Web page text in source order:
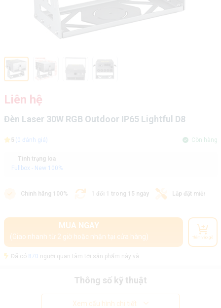
Liên hệ
Đèn Laser 30W RGB Outdoor IP65 Lightful D8
5 (0 đánh giá) Còn hàng
Tình trạng loa
Fullbox - New 100%
Chính hãng 100% 1 đổi 1 trong 15 ngày Lắp đặt miễn phí
MUA NGAY
(Giao nhanh từ 2 giờ hoặc nhận tại cửa hàng) Thêm vào giỏ
Đã có 870 người quan tâm tới sản phẩm này và
Thông số kỹ thuật
Xem cấu hình chi tiết